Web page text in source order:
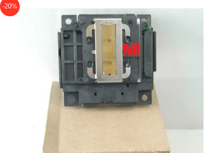
-20%